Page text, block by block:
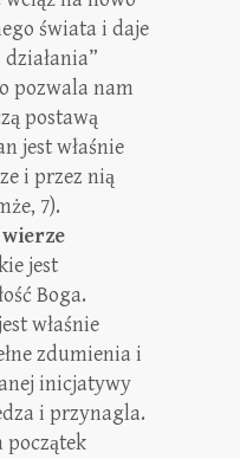
świata i daje
pozwala nam
postawą
jest właśnie
i przez nią
7).
wierze
jest
Boga.
właśnie
zdumienia i
inicjatywy
i przynagla.
początek